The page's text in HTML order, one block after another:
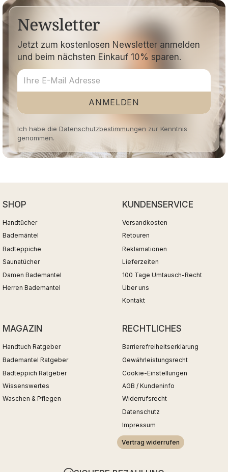
Newsletter
Jetzt zum kostenlosen Newsletter anmelden
und beim nächsten Einkauf 10% sparen.
ANMELDEN
Ich habe die Datenschutzbestimmungen zur Kenntnis
genommen.
SHOP
Handtücher
Bademäntel
Badteppiche
Saunatücher
Damen Bademantel
Herren Bademantel
KUNDENSERVICE
Versandkosten
Retouren
Reklamationen
Lieferzeiten
100 Tage Umtausch-Recht
Über uns
Kontakt
MAGAZIN
Handtuch Ratgeber
Bademantel Ratgeber
Badteppich Ratgeber
Wissenswertes
Waschen & Pflegen
RECHTLICHES
Barrierefreiheitserklärung
Gewährleistungsrecht
Cookie-Einstellungen
AGB / Kundeninfo
Widerrufsrecht
Datenschutz
Impressum
Vertrag widerrufen